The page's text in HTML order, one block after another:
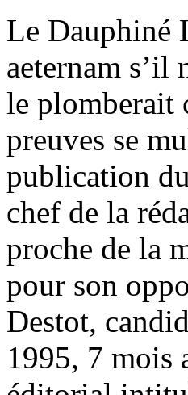
Le Dauphiné
aeternam s’il
le plomberait
preuves se
publication
chef de la
proche de la
pour son
Destot,
1995, 7 mois